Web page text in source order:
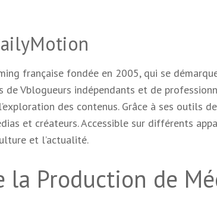
française fondée en 2005, qui se
de Vblogueurs indépendants et de
des contenus. Grâce à ses outils
et créateurs. Accessible sur différents
et l’actualité.
la Production de